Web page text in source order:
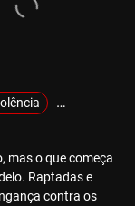
Raptados
mas o que começa
Raptadas e
contra os